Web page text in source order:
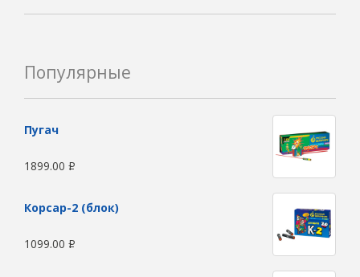
Популярные
Пугач
1899.00 Р
Корсар-2 (блок)
1099.00 Р